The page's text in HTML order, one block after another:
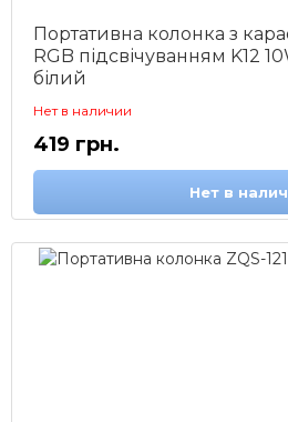
Портативна колонка з
RGB підсвічуванням K12
білий
Нет в наличии
419 грн.
Нет в